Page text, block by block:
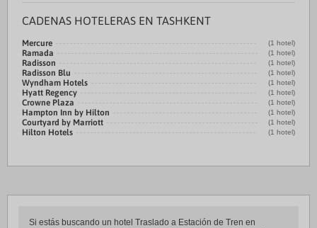
CADENAS HOTELERAS EN TASHKENT
Mercure (1 hotel)
Ramada (1 hotel)
Radisson (1 hotel)
Radisson Blu (1 hotel)
Wyndham Hotels (1 hotel)
Hyatt Regency (1 hotel)
Crowne Plaza (1 hotel)
Hampton Inn by Hilton (1 hotel)
Courtyard by Marriott (1 hotel)
Hilton Hotels (1 hotel)
Si estás buscando un hotel Traslado a Estación de Tren en